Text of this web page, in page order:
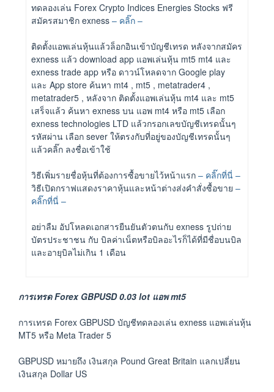
ทดลองเล่น Forex Crypto Indices Energies Stocks ฟรี
สมัครสมาชิก exness – คลิ๊ก –
ติดตั้งแอพเล่นหุ้นแล้วล็อกอินเข้าบัญชีเทรด หลังจากสมัคร
exness แล้ว download app แอพเล่นหุ้น mt5 mt4 และ
exness trade app หรือ ดาวน์โหลดจาก Google play
และ App store ค้นหา mt4 , mt5 , metatrader4 ,
metatrader5 , หลังจาก ติดตั้งแอพเล่นหุ้น mt4 และ mt5
เสร็จแล้ว ค้นหา exness บน แอพ mt4 หรือ mt5 เลือก
exness technologies LTD แล้วกรอกเลขบัญชีเทรดนั้นๆ
รหัสผ่าน เลือก sever ให้ตรงกับที่อยู่ของบัญชีเทรดนั้นๆ
แล้วคลิ๊ก ลงชื่อเข้าใช้
วิธีเพิ่มรายชื่อหุ้นที่ต้องการซื้อขายไว้หน้าแรก – คลิ๊กที่นี่ –
วิธีเปิดกราฟแสดงราคาหุ้นและหน้าต่างส่งคำสั่งซื้อขาย –
คลิ๊กที่นี่ –
อย่าลืม อัปโหลดเอกสารยืนยันตัวตนกับ exness รูปถ่าย
บัตรประชาชน กับ บิลค่าเน็ตหรือบิลอะไรก็ได้ที่มีชื่อบนบิล
และอายุบิลไม่เกิน 1 เดือน
การเทรด Forex GBPUSD 0.03 lot แอพ mt5
การเทรด Forex GBPUSD บัญชีทดลองเล่น exness แอพเล่นหุ้น
MT5 หรือ Meta Trader 5
GBPUSD หมายถึง เงินสกุล Pound Great Britain แลกเปลี่ยน
เงินสกุล Dollar US